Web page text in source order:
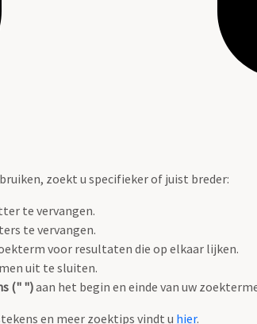
zoekt u specifieker of juist breder:
te vervangen.
te vervangen.
voor resultaten die op elkaar lijken.
uit te sluiten.
(" ")aan het begin en einde van uw
en meer zoektips vindt u hier.